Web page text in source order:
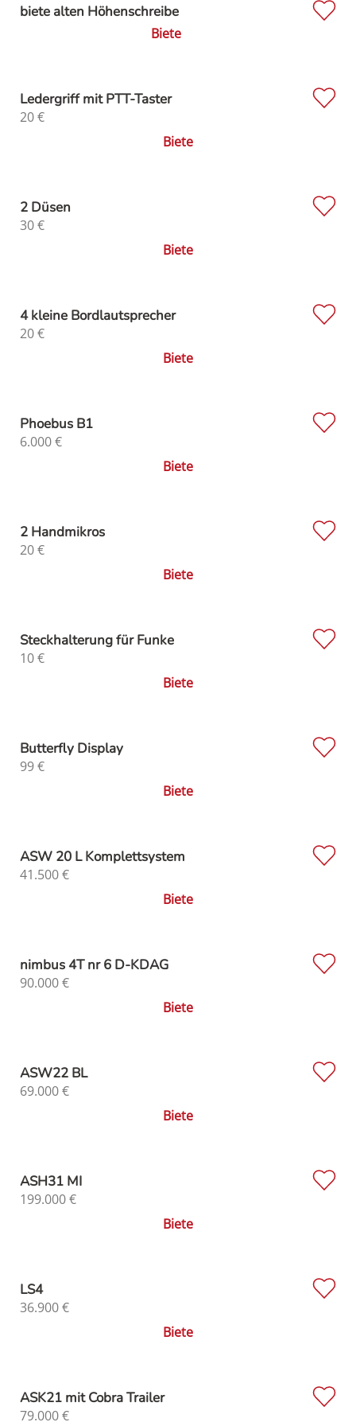
biete alten Höhenschreibe
Biete
Ledergriff mit PTT-Taster
20€
Biete
2 Düsen
30€
Biete
4 kleine Bordlautsprecher
20€
Biete
Phoebus B1
6.000€
Biete
2 Handmikros
20€
Biete
Steckhalterung für Funke
10€
Biete
Butterfly Display
99€
Biete
ASW 20 L Komplettsystem
41.500€
Biete
nimbus 4T nr 6 D-KDAG
90.000€
Biete
ASW22 BL
69.000€
Biete
ASH31 MI
199.000€
Biete
LS4
36.900€
Biete
ASK21 mit Cobra Trailer
79.000€